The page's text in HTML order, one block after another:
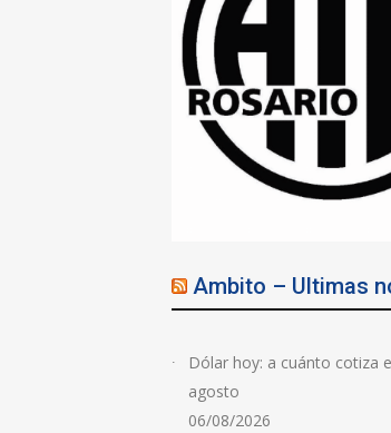
Ambito – Ultimas
Dólar hoy: a cuánto cotiza
agosto
06/08/2026